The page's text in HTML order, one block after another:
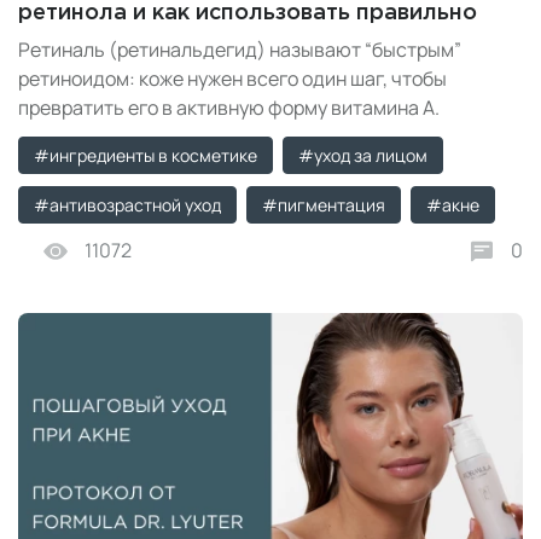
ретинола и как использовать правильно
Ретиналь (ретинальдегид) называют “быстрым”
ретиноидом: коже нужен всего один шаг, чтобы
превратить его в активную форму витамина A.
Разбираем, чем он отличается от ретинола, кому
подходит, как вводить без раздражения и какие
правила следует соблюдать.
#ингредиенты в косметике #уход за лицом
#антивозрастной уход #пигментация #акне
11072 0